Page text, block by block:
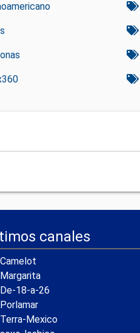
canales
Camelot
Margarita
De-18-a-26
Porlamar
Terra-Mexico